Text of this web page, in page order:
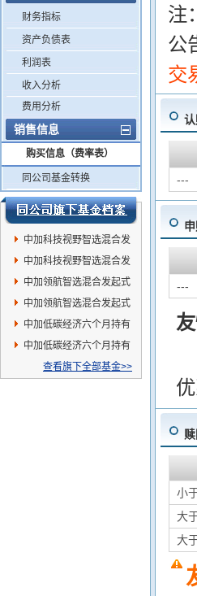
财务指标
资产负债表
利润表
收入分析
费用分析
销售信息
购买信息（费率表）
同公司基金转换
中加科技视野智选混合发
起式A
中加科技视野智选混合发
起式C
中加领航智选混合发起式
C
中加领航智选混合发起式
A
中加低碳经济六个月持有
混合C
中加低碳经济六个月持有
混合A查看旗下全部基金>>
注
公
交
---
---
小
大
大